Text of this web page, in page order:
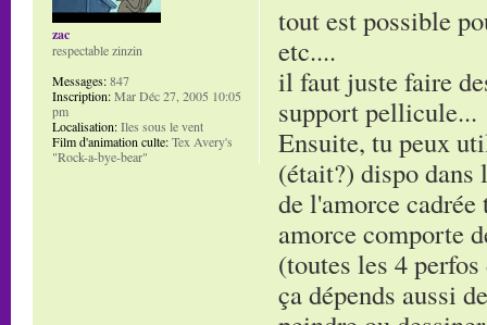
tout est possible
etc....
il faut juste faire
support pellicule...
Ensuite, tu peux
(était?) dispo
de l'amorce
amorce comporte
(toutes les 4
ça dépends aussi
zac
respectable zinzin
Messages:847
Inscription:Mar Déc 27, 2005 10:05
pm
Localisation:Iles sous le vent
Film d'animation culte:Tex Avery's
"Rock-a-bye-bear"